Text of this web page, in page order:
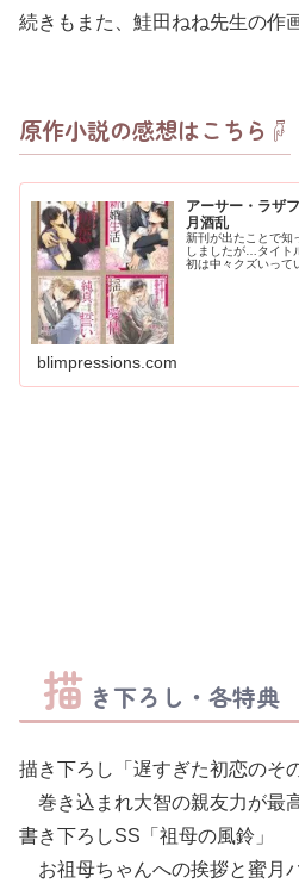
続きもまた、鮭田ねね先生の
原作小説の感想はこちら☟
アーサー・ラザ
月酒乱
新刊が出たことで知
しましたが…タイト
初は中々クズいって
blimpressions.com
描 き下ろし・各特典
描き下ろし「遅すぎた初恋のそ
巻き込まれ大智の親友力が最
書き下ろしSS「祖母の風鈴」
お祖母ちゃんへの挨拶と蜜月